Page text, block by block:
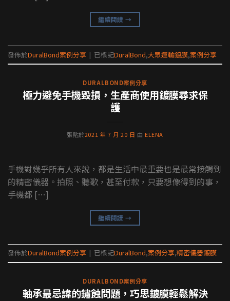
繼續閱讀→
發佈於DuralBond案例分享 | 已標記DuralBond,大眾運輸鍍膜,案例分享
DURALBOND案例分享
極力避免手機毀損，生產商使用鍍膜尋求保
護
張貼於2021 年 7 月 20 日 由 ELENA
手機對幾乎所有人來說，都是生活中最重要也是最常接觸到
的精密儀器。拍照、聽歌，甚至付款，只要想像得到的事，
手機都 […]
繼續閱讀→
發佈於DuralBond案例分享 | 已標記DuralBond,案例分享,精密儀器鍍膜
DURALBOND案例分享
軸承最忌諱的鏽蝕問題，巧思鍍膜輕鬆解決